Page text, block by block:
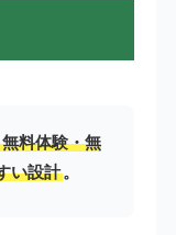
料体験・無
い設計。